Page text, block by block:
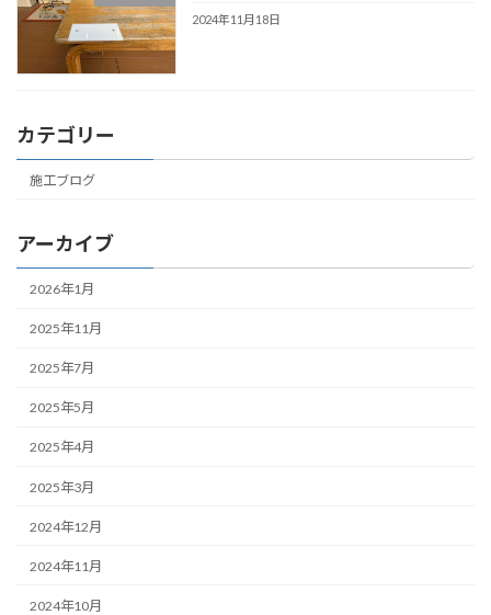
2024年11月18日
カテゴリー
施工ブログ
アーカイブ
2026年1月
2025年11月
2025年7月
2025年5月
2025年4月
2025年3月
2024年12月
2024年11月
2024年10月